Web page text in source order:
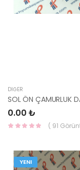
DIĞER
0.00 ₺
( 91
YENI